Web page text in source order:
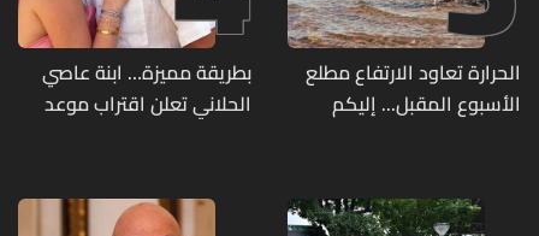
الحرارة تعاود الارتفاع مطلع
الأسبوع المقبل... إليكم
بطريقة مميزة… ابنة عاصي
الحلاني تعلن اقتراب موعد